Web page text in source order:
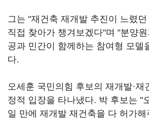
그는 "재건축 재개발 추진이 느렸
직접 찾아가 챙겨보겠다"며 "분양
공과 민간이 함께하는 참여형 모델
다.
오세훈 국민의힘 후보의 재개발·재
정적 입장을 타나냈다. 박 후보는 "
일 만에 재개발 재건축을 다 허가해